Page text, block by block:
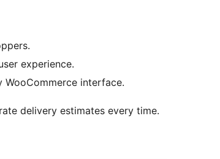
experience.
interface.
delivery estimates every time.